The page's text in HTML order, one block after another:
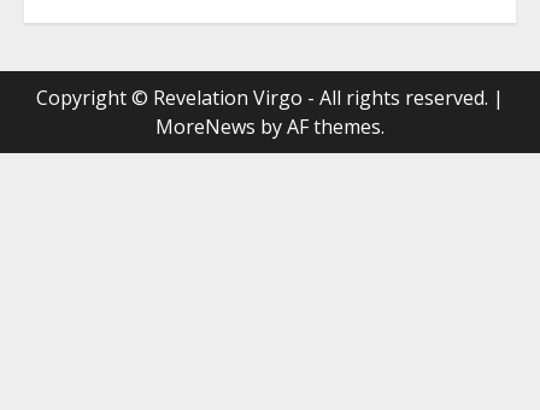
Copyright © Revelation Virgo - All rights reserved. |
MoreNews by AF themes.